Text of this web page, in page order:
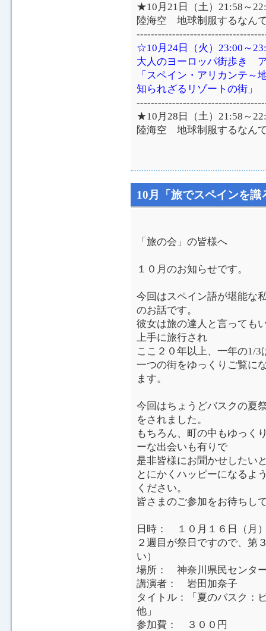
★10月21日（土）21:58～
陸海空 地球制服するなん
☆10月24日（火）23:00～
大人のヨーロッパ街歩き
「スペイン・アリカンテ～
知られざるリゾートの街」
★10月28日（土）21:58～
陸海空 地球制服するなん
10月「旅でスペインを識
「旅の会」の皆様へ
１０月のお知らせです。
今回はスペイン語が堪能な
のお話です。
彼女は旅の達人と言っても
上手に旅行され
ここ２０年以上、一年の1/
一つの街をゆっくりご覧に
ます。
今回はちょうどバスクの夏
をされました。
もちろん、町の中もゆっく
ーな出会いも有りで
是非皆様にお聞かせしたい
とにかくハッピーになるよ
ください。
皆さまのご参加をお待ちし
日時： １０月１６日（月
２週目が祭日ですので、第
い）
場所： 神奈川県民センタ
講演者： 岩田加奈子
タイトル：「夏のバス
他」
参加費： ３００円